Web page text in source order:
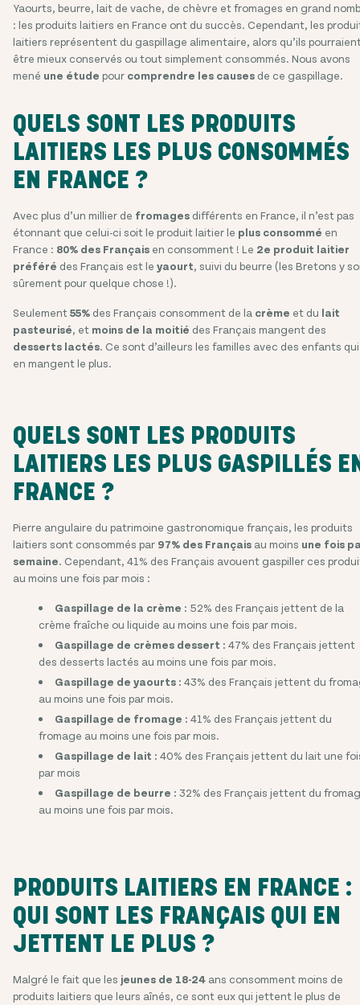
Yaourts, beurre, lait de vache, de chèvre et fromages en grand
: les produits laitiers en France ont du succès. Cependant, les
laitiers représentent du gaspillage alimentaire, alors qu’ils
être mieux conservés ou tout simplement consommés. Nous avons
mené une étude pour comprendre les causes de ce gaspillage.
QUELS SONT LES PRODUITS
LAITIERS LES PLUS CONSOMMÉS
EN FRANCE ?
Avec plus d’un millier de fromages différents en France, il n’est pas
étonnant que celui-ci soit le produit laitier le plus consommé en
France : 80% des Français en consomment ! Le 2e produit laitier
préféré des Français est le yaourt, suivi du beurre (les Bretons y
sûrement pour quelque chose !).
Seulement55% des Français consomment de la crème et du lait
pasteurisé, et moins de la moitié des Français mangent des
desserts lactés. Ce sont d’ailleurs les familles avec des enfants qui
en mangent le plus.
QUELS SONT LES PRODUITS
LAITIERS LES PLUS GASPILLÉS
FRANCE ?
Pierre angulaire du patrimoine gastronomique français, les produits
laitiers sont consommés par 97% des Français au moins une fois
semaine. Cependant, 41% des Français avouent gaspiller ces
au moins une fois par mois :
Gaspillage de la crème : 52% des Français jettent de la
crème fraîche ou liquide au moins une fois par mois.
Gaspillage de crèmes dessert : 47% des Français jettent
des desserts lactés au moins une fois par mois.
Gaspillage de yaourts : 43% des Français jettent du
au moins une fois par mois.
Gaspillage de fromage : 41% des Français jettent du
fromage au moins une fois par mois.
Gaspillage de lait : 40% des Français jettent du lait une
par mois
Gaspillage de beurre : 32% des Français jettent du
au moins une fois par mois.
PRODUITS LAITIERS EN FRANCE :
QUI SONT LES FRANÇAIS QUI EN
JETTENT LE PLUS ?
Malgré le fait que les jeunes de 18-24 ans consomment moins de
produits laitiers que leurs aînés, ce sont eux qui jettent le plus de